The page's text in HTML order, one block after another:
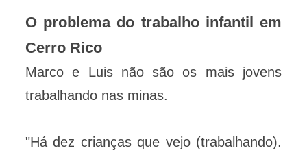
O problema do trabalho infantil em
Cerro Rico
Marco e Luis não são os mais jovens
trabalhando nas minas.
"Há dez crianças que vejo (trabalhando).